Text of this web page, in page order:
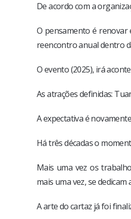
De acordo com a
O pensamento é renovar
reencontro anual dentro
O evento (2025), irá
As atrações definidas:
A expectativa é
Há três décadas o
Mais uma vez os
mais uma vez, se dedicam
A arte do cartaz já foi